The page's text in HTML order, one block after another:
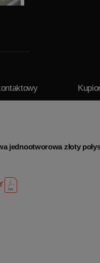
jednootworowa złoty